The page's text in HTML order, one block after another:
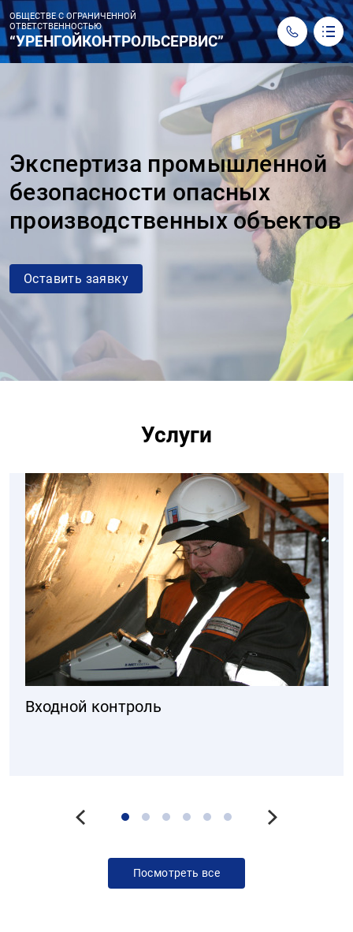
ОБЩЕСТВЕ С ОГРАНИЧЕННОЙ
ОТВЕТСТВЕННОСТЬЮ
“УРЕНГОЙКОНТРОЛЬСЕРВИС”
Общество с ограниченной ответственностью
«УРЕНГОЙКОНТРОЛЬСЕРВИС»
О нас
Услуги
Контакты
629306, Ямало-Ненецкий автономный округ, г. Новый
Уренгой, ул. Юбилейная, д. 5
График работы:
+7 (3494) 28-03-38
РОССИЙСКОЕ ОБЩЕСТВО ПО НЕРАЗРУШАЮЩЕМУ КОНТРОЛЮ
И ТЕХНИЧЕСКОЙ ДИАГНОСТИКЕ / THE RUSSIAN SOCIETY FOR
NON-DESTRUCTIVE TESTING AND TECHNICAL DIAGNOSTICS
Экспертиза промышленной
безопасности опасных
производственных объектов
Оставить заявку
Услуги
Входной контроль
Посмотреть все